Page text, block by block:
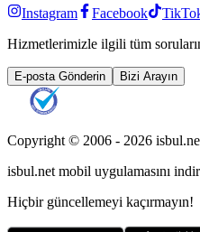
Instagram Facebook
Hizmetlerimizle ilgili tüm
E-posta Gönderin Bizi Arayın
Copyright © 2006 - 2026
isbul.net mobil uygulamasını
Hiçbir güncellemeyi kaçırmayın!